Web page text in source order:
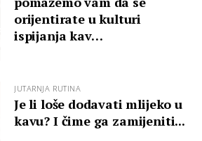
orijentirate u kulturi
ispijanja kav…
JUTARNJA RUTINA
Je li loše dodavati mlijeko u
kavu? I čime ga zamijeniti...